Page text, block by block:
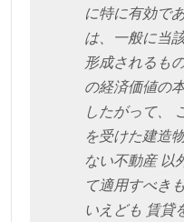
に特に有効で
は、一般に当
形成されるも
の経済価値の
したがって、
を受けた建造
ない不動産 以
て適用すべき
いえども 賃貸